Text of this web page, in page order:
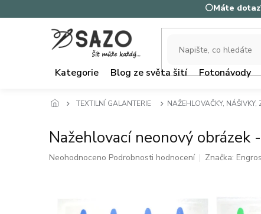
na
⚪Máte
Kategorie Blog ze světa šití Fotonávody
TEXTILNÍ GALANTERIE NAŽEHLOVAČKY, NÁŠIVKY,
Nažehlovací neonový obrázek
Průměrné
Neohodnoceno Podrobnosti hodnocení Značka: